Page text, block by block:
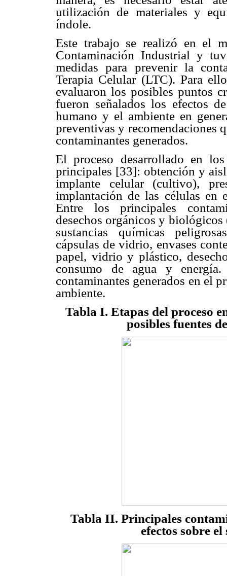
utilización de materiales y
índole.
Este trabajo se realizó en el
Contaminación Industrial y
medidas para prevenir la
Terapia Celular (LTC). Para
evaluaron los posibles puntos
fueron señalados los efectos
humano y el ambiente en
preventivas y recomendaciones
contaminantes generados.
El proceso desarrollado en
principales [33]: obtención y
implante celular (cultivo),
implantación de las células
Entre los principales
desechos orgánicos y
sustancias químicas
cápsulas de vidrio, envases
papel, vidrio y plástico,
consumo de agua y
contaminantes generados en el
ambiente.
Tabla I. Etapas del proceso
posibles fuentes
Tabla II. Principales
efectos sobre